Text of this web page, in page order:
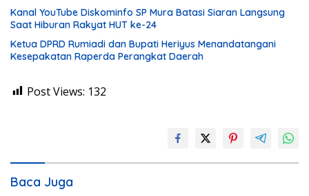
Kanal YouTube Diskominfo SP Mura Batasi Siaran Langsung
Saat Hiburan Rakyat HUT ke-24
Ketua DPRD Rumiadi dan Bupati Heriyus Menandatangani
Kesepakatan Raperda Perangkat Daerah
Post Views: 132
Baca Juga